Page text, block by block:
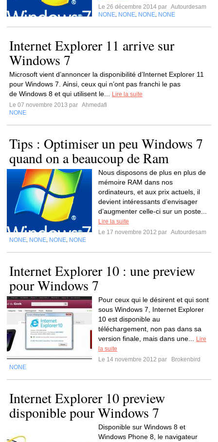
Le 26 décembre 2014 par Autourdesam
NONE NONE NONE NONE
Internet Explorer 11 arrive sur
Windows 7
Microsoft vient d’annoncer la disponibilité d’Internet Explorer 11
pour Windows 7. Ainsi, ceux qui n’ont pas franchi le pas
de Windows 8 et qui utilisent le...
Lire la suite
Le 07 novembre 2013 par Ahmedafi
NONE
Tips : Optimiser un peu Windows 7
quand on a beaucoup de Ram
Nous disposons de plus en plus de
mémoire RAM dans nos
ordinateurs, et aux prix actuels, il
devient intéressants d’envisager
d’augmenter celle-ci sur un poste...
Lire la suite
Le 17 novembre 2012 par Autourdesam
NONE NONE NONE NONE
Internet Explorer 10 : une preview
pour Windows 7
Pour ceux qui le désirent et qui sont
sous Windows 7, Internet Explorer
10 est disponible au
téléchargement, non pas dans sa
version finale, mais dans une...
Lire
la suite
Le 14 novembre 2012 par
Brokenbird
NONE
Internet Explorer 10 preview
disponible pour Windows 7
Disponible sur Windows 8 et
Windows Phone 8, le navigateur